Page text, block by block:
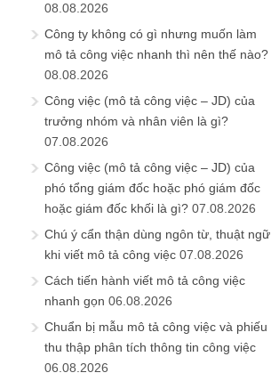
08.08.2026
Công ty không có gì nhưng muốn làm
mô tả công việc nhanh thì nên thế nào?
08.08.2026
Công việc (mô tả công việc – JD) của
trưởng nhóm và nhân viên là gì?
07.08.2026
Công việc (mô tả công việc – JD) của
phó tổng giám đốc hoặc phó giám đốc
hoặc giám đốc khối là gì? 07.08.2026
Chú ý cẩn thận dùng ngôn từ, thuật ngữ
khi viết mô tả công việc 07.08.2026
Cách tiến hành viết mô tả công việc
nhanh gọn 06.08.2026
Chuẩn bị mẫu mô tả công việc và phiếu
thu thập phân tích thông tin công việc
06.08.2026